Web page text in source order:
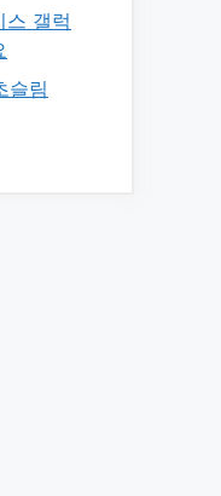
스 갤럭
슬림